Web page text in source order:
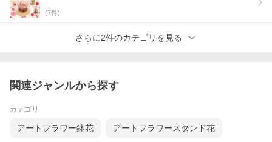
(7件)
さらに2件のカテゴリを見る
関連ジャンルから探す
カテゴリ
アートフラワー鉢花 アートフラワースタンド花